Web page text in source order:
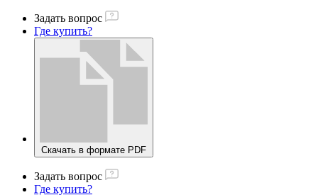
Задать вопрос
Где купить?
Скачать в формате PDF
Задать вопрос
Где купить?